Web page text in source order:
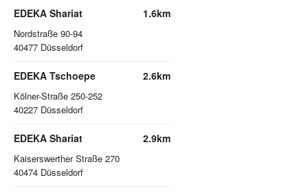
EDEKA Shariat
Nordstraße 90-94
40477 Düsseldorf
1.6km
EDEKA Tschoepe
Kölner-Straße 250-252
40227 Düsseldorf
2.6km
EDEKA Shariat
Kaiserswerther Straße 270
40474 Düsseldorf
2.9km